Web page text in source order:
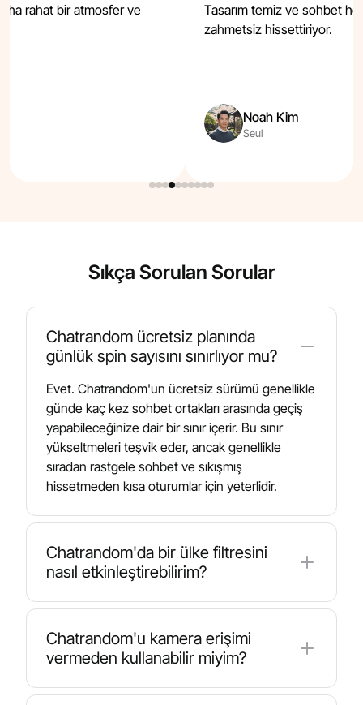
rahat bir atmosfer ve
Tasarım temiz ve sohbet
zahmetsiz hissettiriyor.
Noah Kim
Seul
Sıkça Sorulan Sorular
Chatrandom ücretsiz planında
günlük spin sayısını sınırlıyor mu?
Evet. Chatrandom'un ücretsiz sürümü genellikle
günde kaç kez sohbet ortakları arasında geçiş
yapabileceğinize dair bir sınır içerir. Bu sınır
yükseltmeleri teşvik eder, ancak genellikle
sıradan rastgele sohbet ve sıkışmış
hissetmeden kısa oturumlar için yeterlidir.
Chatrandom'da bir ülke filtresini
nasıl etkinleştirebilirim?
Chatrandom bir ülke filtresi sunar ve
kullanılabilirlik plana bağlı olabilir. Bu seçenek
hesabınız için etkinleştirilmişse, görüntülü
sohbet veya metin sohbetine başlamadan önce
eşleşmek istediğiniz bölgeyi seçebilirsiniz.
Chatrandom'u kamera erişimi
vermeden kullanabilir miyim?
Evet. Kameranızı açmadan metin sohbetini